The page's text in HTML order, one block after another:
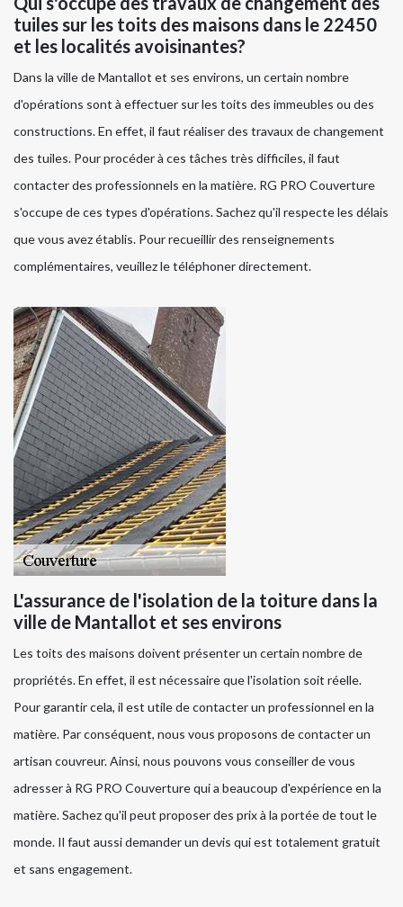
tuiles sur les toits des maisons dans le 22450
et les localités avoisinantes?
Dans la ville de Mantallot et ses environs, un certain nombre
d'opérations sont à effectuer sur les toits des immeubles ou des
constructions. En effet, il faut réaliser des travaux de changement
des tuiles. Pour procéder à ces tâches très difficiles, il faut
contacter des professionnels en la matière. RG PRO Couverture
s'occupe de ces types d'opérations. Sachez qu'il respecte les délais
que vous avez établis. Pour recueillir des renseignements
complémentaires, veuillez le téléphoner directement.
L'assurance de l'isolation de la toiture dans la
ville de Mantallot et ses environs
Les toits des maisons doivent présenter un certain nombre de
propriétés. En effet, il est nécessaire que l'isolation soit réelle.
Pour garantir cela, il est utile de contacter un professionnel en la
matière. Par conséquent, nous vous proposons de contacter un
artisan couvreur. Ainsi, nous pouvons vous conseiller de vous
adresser à RG PRO Couverture qui a beaucoup d'expérience en la
matière. Sachez qu'il peut proposer des prix à la portée de tout le
monde. Il faut aussi demander un devis qui est totalement gratuit
et sans engagement.